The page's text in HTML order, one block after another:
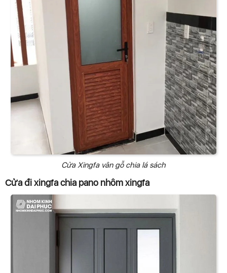
Cửa Xingfa vân gỗ chia lá sách
Cửa đi xingfa chia pano nhôm xingfa